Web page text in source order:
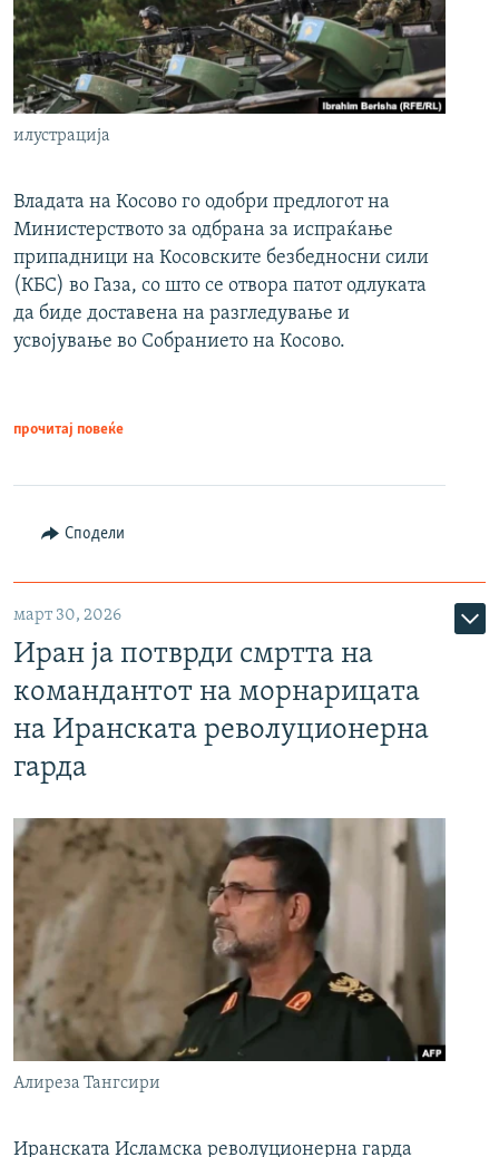
илустрација
Владата на Косово го одобри предлогот на
Министерството за одбрана за испраќање
припадници на Косовските безбедносни сили
(КБС) во Газа, со што се отвора патот одлуката
да биде доставена на разгледување и
усвојување во Собранието на Косово.
прочитај повеќе
Сподели
март 30, 2026
Иран ја потврди смртта на
командантот на морнарицата
на Иранската револуционерна
гарда
Алиреза Тангсири
Иранската Исламска револуционерна гарда